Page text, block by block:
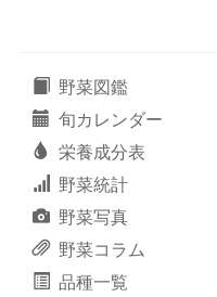
野菜図鑑
旬カレンダー
栄養成分表
野菜統計
野菜写真
野菜コラム
品種一覧